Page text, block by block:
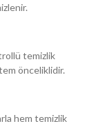
temizlik
önceliklidir.
hem temizlik